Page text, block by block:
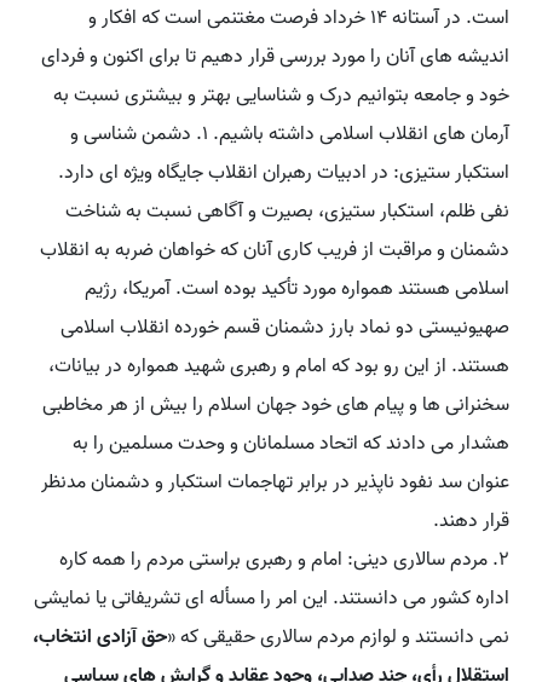
است. در آستانه 14 خرداد فرصت مغتنمی است که افکار و
اندیشه های آنان را مورد بررسی قرار دهیم تا برای اکنون و فردای
خود و جامعه بتوانیم درک و شناسایی بهتر و بیشتری نسبت به
آرمان های انقلاب اسلامی داشته باشیم. 1. دشمن شناسی و
استکبار ستیزی: در ادبیات رهبران انقلاب جایگاه ویژه ای دارد.
نفی ظلم، استکبار ستیزی، بصیرت و آگاهی نسبت به شناخت
دشمنان و مراقبت از فریب کاری آنان که خواهان ضربه به انقلاب
اسلامی هستند همواره مورد تأکید بوده است. آمریکا، رژیم
صهیونیستی دو نماد بارز دشمنان قسم خورده انقلاب اسلامی
هستند. از این رو بود که امام و رهبری شهید همواره در بیانات،
سخنرانی ها و پیام های خود جهان اسلام را بیش از هر مخاطبی
هشدار می دادند که اتحاد مسلمانان و وحدت مسلمین را به
عنوان سد نفود ناپذیر در برابر تهاجمات استکبار و دشمنان مدنظر
قرار دهند.
2. مردم سالاری دینی: امام و رهبری براستی مردم را همه کاره
اداره کشور می دانستند. این امر را مسأله ای تشریفاتی یا نمایشی
نمی دانستند و لوازم مردم سالاری حقیقی که «حق آزادی انتخاب،